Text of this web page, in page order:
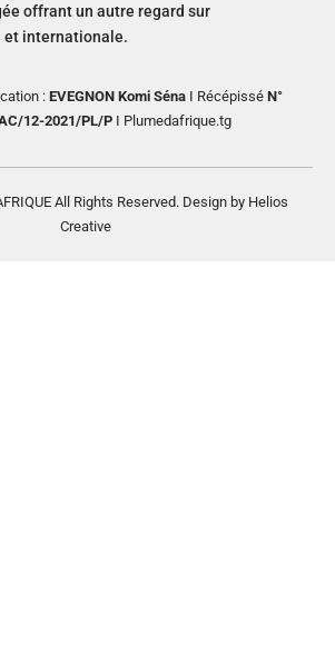
offrant un autre regard sur
et internationale.
: EVEGNON Komi SénaI RécépisséN°
12-2021/PL/PI Plumedafrique.tg
All Rights Reserved. Design by Helios
Creative